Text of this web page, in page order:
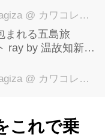
@ カワコレメディア編集部
まれる五島旅
ray by 温故知新」
@ カワコレメディア編集部
これで乗